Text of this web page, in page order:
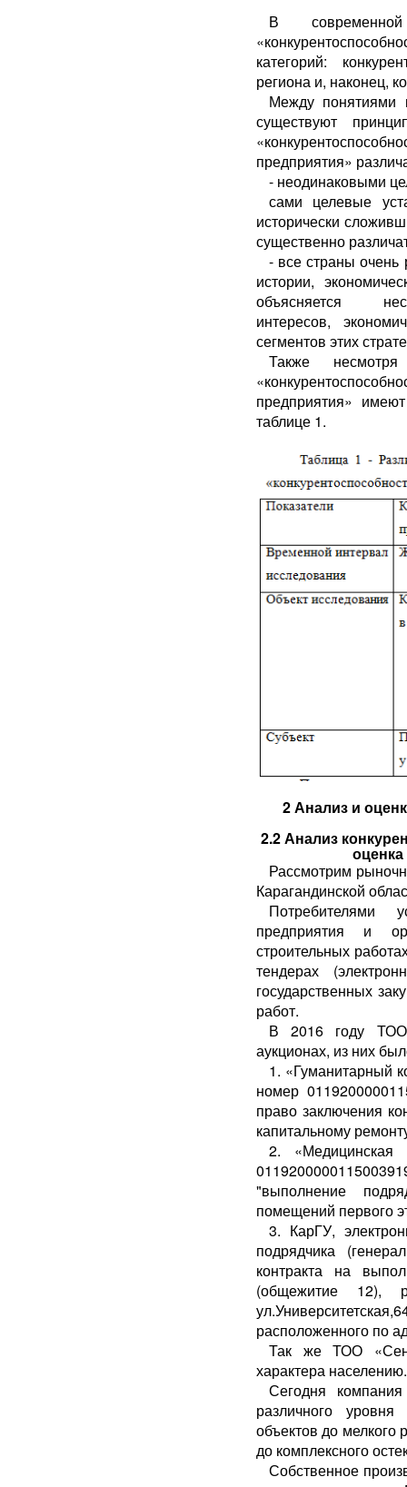
В
категорий:
региона и, наконец,
Между понятиями
существуют
предприятия»
- неодинаковыми
сами целевые
исторически
существенно
- все страны
истории,
объясняется
интересов,
сегментов этих
Также
предприятия»
таблице 1.
2 Анализ и
2.2 Анализ
Рассмотрим
Карагандинской
предприятия и
строительных
тендерах
государственных
работ.
В 2016 году
аукционах, из них
1. «Гуманитарный
номер
право заключения
капитальному
2. «Медицинская
"выполнение
помещений первого
3. КарГУ,
подрядчика
контракта на
(общежитие 12),
расположенного по
Так же ТОО
характера населению.
Сегодня
различного
объектов до мелкого
до комплексного
Собственное